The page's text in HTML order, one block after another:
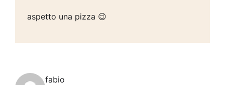
aspetto una pizza 😉
fabio